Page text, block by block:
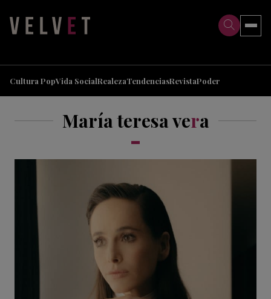
Cultura PopVida SocialRealezaTendenciasRevistaPoder
María teresa vera